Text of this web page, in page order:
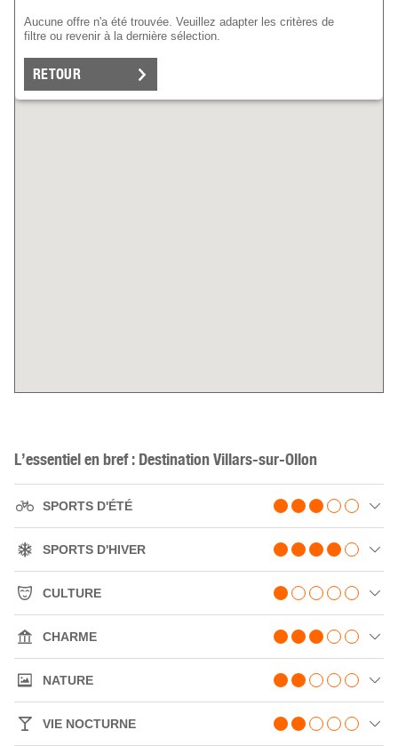
Aucune offre n'a été trouvée. Veuillez adapter les critères de
filtre ou revenir à la dernière sélection.
RETOUR
L’essentiel en bref : Destination Villars-sur-Ollon
SPORTS D'ÉTÉ
SPORTS D'HIVER
CULTURE
CHARME
NATURE
VIE NOCTURNE